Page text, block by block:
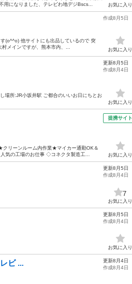
になりました、テレビわ地デジBscs...
お気に入り
(o^^o) 他サイトにも出品しているので 突
メインですが、熊本市内、...
作成8月5日
お気に入り
場所:JR小坂井駅 ご都合のいいお日にちとお
更新8月5日
作成8月4日
お気に入り
クリーンルーム内作業★マイカー通勤OK＆
気の工場のお仕事 ◇コネクタ製造工...
提携サイト
お気に入り
更新8月5日
作成8月4日
7
お気に入り
更新8月5日
作成8月4日
お気に入り
ビ ...
更新8月4日
作成8月4日